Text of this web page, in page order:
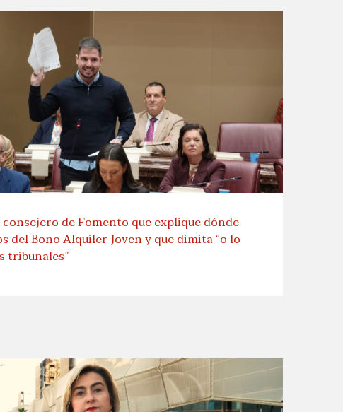
consejero de Fomento que explique dónde
del Bono Alquiler Joven y que dimita “o lo
tribunales”